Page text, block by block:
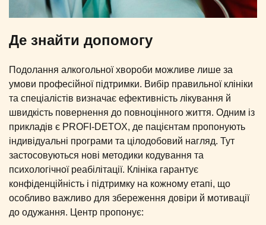
Де знайти допомогу
Подолання алкогольної хвороби можливе лише за
умови професійної підтримки. Вибір правильної клініки
та спеціалістів визначає ефективність лікування й
швидкість повернення до повноцінного життя. Одним із
прикладів є PROFI-DETOX, де пацієнтам пропонують
індивідуальні програми та цілодобовий нагляд. Тут
застосовуються нові методики кодування та
психологічної реабілітації. Клініка гарантує
конфіденційність і підтримку на кожному етапі, що
особливо важливо для збереження довіри й мотивації
до одужання. Центр пропонує: